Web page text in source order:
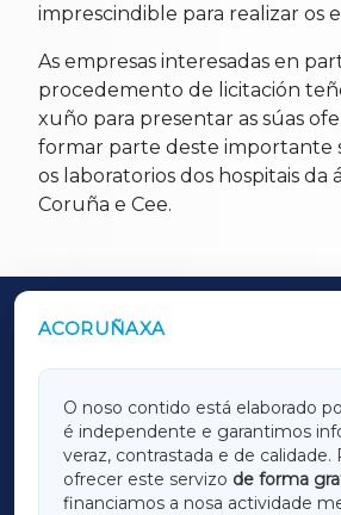
imprescindible para realizar os
As empresas interesadas en
procedemento de licitación
xuño para presentar as súas
formar parte deste importante
os laboratorios dos hospitais da
Coruña e Cee.
ACORUÑAXA
O noso contido está elaborado
é independente e garantimos
veraz, contrastada e de calidade.
ofrecer este servizo de forma
financiamos a nosa actividade
OUTROS PERIÓDICOS
LUGOXA
TERRACHAXA